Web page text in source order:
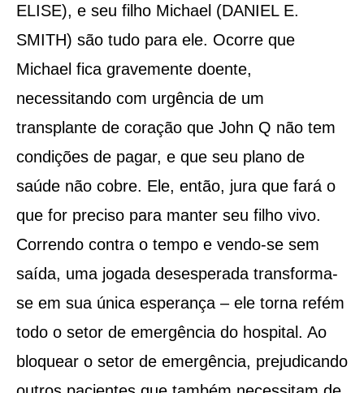
ELISE), e seu filho Michael (DANIEL E.
SMITH) são tudo para ele. Ocorre que
Michael fica gravemente doente,
necessitando com urgência de um
transplante de coração que John Q não tem
condições de pagar, e que seu plano de
saúde não cobre. Ele, então, jura que fará o
que for preciso para manter seu filho vivo.
Correndo contra o tempo e vendo-se sem
saída, uma jogada desesperada transforma-
se em sua única esperança – ele torna refém
todo o setor de emergência do hospital. Ao
bloquear o setor de emergência, prejudicando